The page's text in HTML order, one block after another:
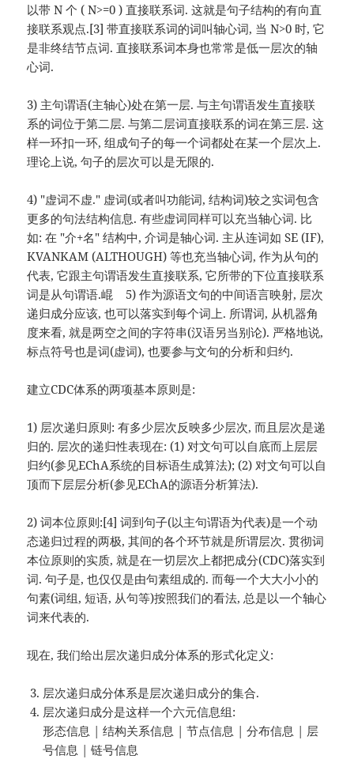
以带 N 个 ( N>=0 ) 直接联系词. 这就是句子结构的有向直
接联系观点.[3] 带直接联系词的词叫轴心词, 当 N>0 时, 它
是非终结节点词. 直接联系词本身也常常是低一层次的轴
心词.
3) 主句谓语(主轴心)处在第一层. 与主句谓语发生直接联
系的词位于第二层. 与第二层词直接联系的词在第三层. 这
样一环扣一环, 组成句子的每一个词都处在某一个层次上.
理论上说, 句子的层次可以是无限的.
4) "虚词不虚." 虚词(或者叫功能词, 结构词)较之实词包含
更多的句法结构信息. 有些虚词同样可以充当轴心词. 比
如: 在 "介+名" 结构中, 介词是轴心词. 主从连词如 SE (IF),
KVANKAM (ALTHOUGH) 等也充当轴心词, 作为从句的
代表, 它跟主句谓语发生直接联系, 它所带的下位直接联系
词是从句谓语.崐 5) 作为源语文句的中间语言映射, 层次
递归成分应该, 也可以落实到每个词上. 所谓词, 从机器角
度来看, 就是两空之间的字符串(汉语另当别论). 严格地说,
标点符号也是词(虚词), 也要参与文句的分析和归约.
建立CDC体系的两项基本原则是:
1) 层次递归原则: 有多少层次反映多少层次, 而且层次是递
归的. 层次的递归性表现在: (1) 对文句可以自底而上层层
归约(参见EChA系统的目标语生成算法); (2) 对文句可以自
顶而下层层分析(参见EChA的源语分析算法).
2) 词本位原则:[4] 词到句子(以主句谓语为代表)是一个动
态递归过程的两极, 其间的各个环节就是所谓层次. 贯彻词
本位原则的实质, 就是在一切层次上都把成分(CDC)落实到
词. 句子是, 也仅仅是由句素组成的. 而每一个大大小小的
句素(词组, 短语, 从句等)按照我们的看法, 总是以一个轴心
词来代表的.
现在, 我们给出层次递归成分体系的形式化定义:
层次递归成分体系是层次递归成分的集合.
层次递归成分是这样一个六元信息组:
形态信息 | 结构关系信息 | 节点信息 | 分布信息 | 层
号信息 | 链号信息